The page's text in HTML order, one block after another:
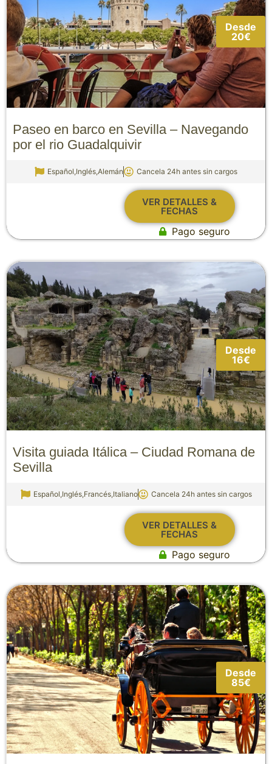
Desde
20€
Paseo en barco en Sevilla – Navegando
por el rio Guadalquivir
Español,Inglés,Alemán Cancela 24h antes sin cargos
VER DETALLES &
FECHAS
Pago seguro
Desde
16€
Visita guiada Itálica – Ciudad Romana de
Sevilla
Español,Inglés,Francés,Italiano Cancela 24h antes sin cargos
VER DETALLES &
FECHAS
Pago seguro
Desde
85€